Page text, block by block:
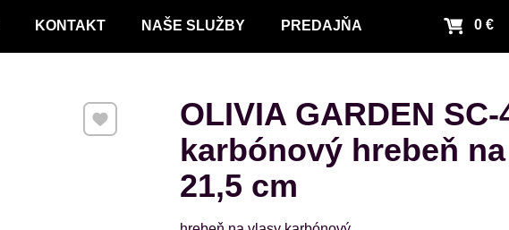
KONTAKT NAŠE SLUŽBY PREDAJŇA 0 €
OLIVIA GARDEN SC-
karbónový hrebeň
21,5 cm
Pridať k Obľúbeným